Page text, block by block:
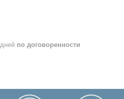
по договоренности